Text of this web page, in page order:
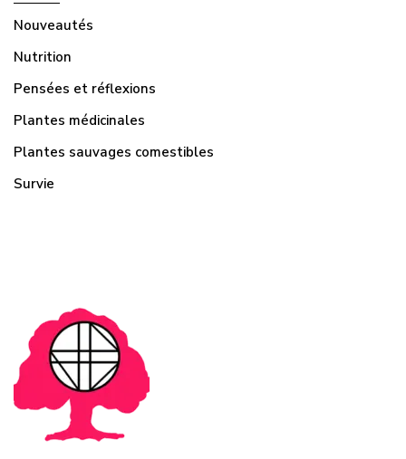
Nouveautés
Nutrition
Pensées et réflexions
Plantes médicinales
Plantes sauvages comestibles
Survie